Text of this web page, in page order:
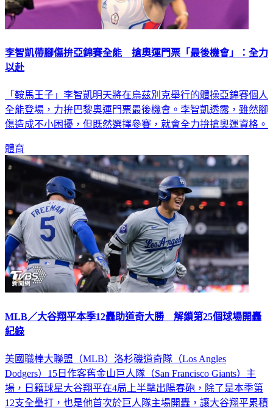
李智凱帶腳傷拚亞錦賽全能 搶奧運門票「最後機會」：全力
以赴
「鞍馬王子」李智凱明天將在烏茲別克舉行的體操亞錦賽個人
全能登場，力拚巴黎奧運門票最後機會。李智凱透露，雖然腳
傷造成不小困擾，但既然選擇參賽，就會全力拚搶奧運資格。
體育
MLB／大谷翔平本季12轟助道奇大勝 解鎖第25個球場開轟
紀錄
美國職棒大聯盟（MLB）洛杉磯道奇隊（Los Angles
Dodgers）15日作客舊金山巨人隊（San Francisco Giants）主
場，日籍球星大谷翔平在4局上半擊出陽春砲，除了是本季第
12支全壘打，也是他首次於巨人隊主場開轟，讓大谷翔平累積